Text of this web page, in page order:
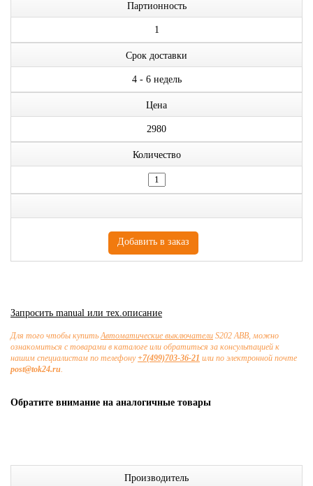
Партионность
1
Срок доставки
4 - 6 недель
Цена
2980
Количество
Запросить manual или тех.описание
Для того чтобы купитьАвтоматические выключатели S202 ABB, можно
ознакомиться с товарами в каталоге или обратиться за консультацией к
нашим специалистам по телефону+7(499)703-36-21 или по электронной почте
post@tok24.ru.
Обратите внимание на аналогичные товары
Производитель